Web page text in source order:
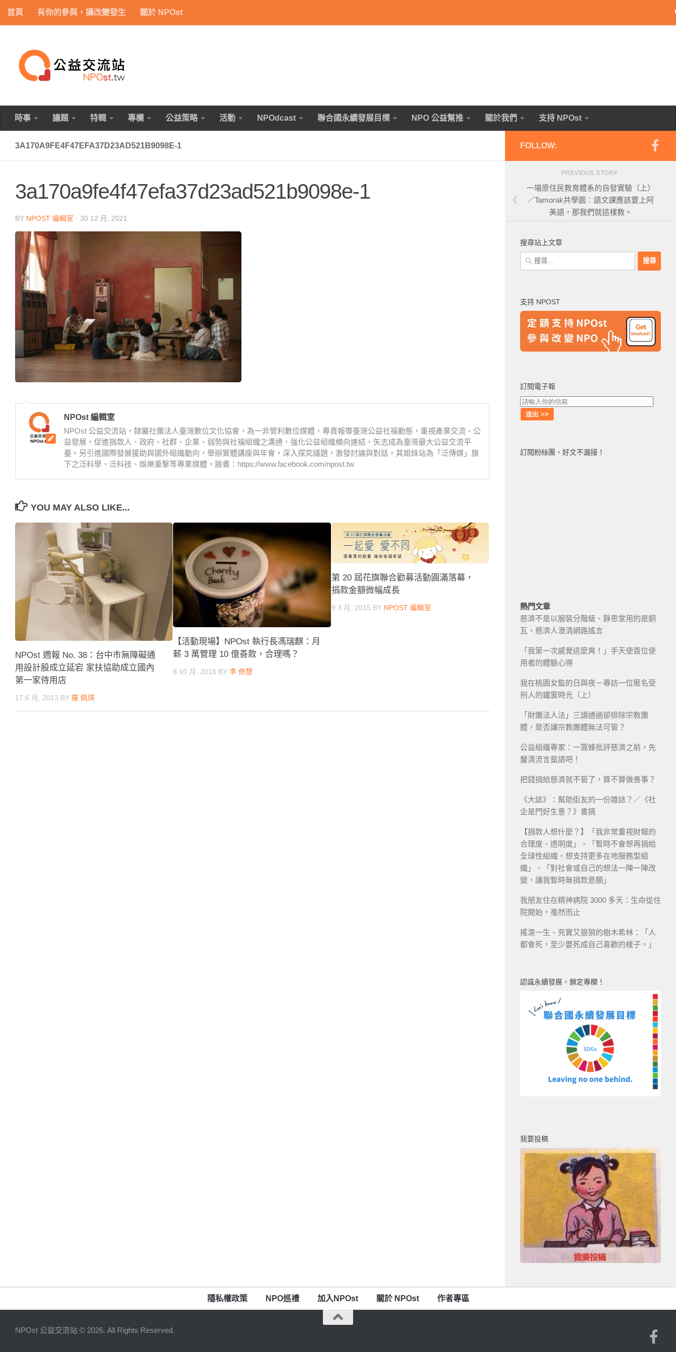
Skip to content
首頁 有你的參與，讓改變發生 關於 NPOst
時事 議題 特輯 專欄 公益策略 活動 NPOdcast 聯合國永續發展目標 NPO 公益幫推 關於我們 支持 NPOst
3A170A9FE4F47EFA37D23AD521B9098E-1
3a170a9fe4f47efa37d23ad521b9098e-1
BY NPOST 編輯室 · 30 12 月, 2021
NPOst 編輯室
NPOst 公益交流站，隸屬社團法人臺灣數位文化協會，為一非營利數位媒體，專責報導臺灣公益社福動態，重視產業交流、公
益發展，促進捐款人、政府、社群、企業、弱勢與社福組織之溝通，強化公益組織橫向連結，矢志成為臺灣最大公益交流平
臺。另引進國際發展援助與國外組織動向，舉辦實體講座與年會，深入探究議題，激發討論與對話。其姐妹站為「泛傳媒」旗
下之泛科學、泛科技、娛樂重擊等專業媒體。臉書：https://www.facebook.com/npost.tw
YOU MAY ALSO LIKE...
NPOst 週報 No. 38：台中市無障礙通
用設計股成立延宕 家扶協助成立國內
第一家待用店
17 6 月, 2013 BY 羅 佩琪
【活動現場】NPOst 執行長馮瑞麒：月
薪 3 萬管理 10 億善款，合理嗎？
6 10 月, 2016 BY李 修慧
第 20 屆花旗聯合勸募活動圓滿落幕，
捐款金額微幅成長
9 3 月, 2015 BY NPOST 編輯室
FOLLOW:
PREVIOUS STORY
一場原住民教育體系的自發實驗（上）
／Tamorak共學園：語文課應該要上阿
美語，那我們就這樣教。
搜尋站上文章
搜
尋
字:
支持 NPOST
訂閱電子報
訂閱粉絲團，好文不漏接！
熱門文章
慈濟不是以服裝分階級、靜思堂用的是銅
瓦，慈濟人澄清網路謠言
「我第一次感覺這麼爽！」手天使首位使
用者的體驗心得
我在桃園女監的日與夜－專訪一位匿名受
刑人的鐵窗時光（上）
「財團法人法」三讀通過卻排除宗教團
體，是否讓宗教團體無法可管？
公益組織專家：一窩蜂批評慈濟之前，先
釐清流言蜚語吧！
把錢捐給慈濟就不管了，算不算做善事？
《大誌》：幫助街友的一份雜誌？／《社
企是門好生意？》書摘
【捐款人想什麼？】「我非常重視財報的
合理度、透明度」、「暫時不會想再捐給
全球性組織，想支持更多在地服務型組
織」、「對社會或自己的想法一陣一陣改
變，讓我暫時無捐款意願」
我朋友住在精神病院 3000 多天：生命從住
院開始，戞然而止
搖滾一生、充實又狼狽的樹木希林：「人
都會死，至少要死成自己喜歡的樣子。」
認識永續發展，鎖定專欄！
我要投稿
隱私權政策 NPO巡禮 加入NPOst 關於 NPOst 作者專區
NPOst 公益交流站 © 2026. All Rights Reserved.